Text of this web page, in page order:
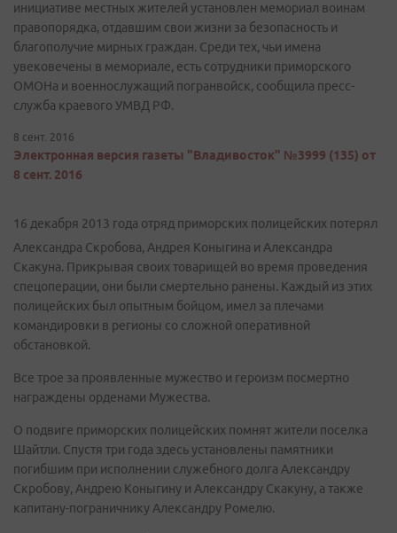
инициативе местных жителей установлен мемориал воинам
правопорядка, отдавшим свои жизни за безопасность и
благополучие мирных граждан. Среди тех, чьи имена
увековечены в мемориале, есть сотрудники приморского
ОМОНа и военнослужащий погранвойск, сообщила пресс-
служба краевого УМВД РФ.
8 сент. 2016
Электронная версия газеты "Владивосток" №3999 (135) от
8 сент. 2016
16 декабря 2013 года отряд приморских полицейских потерял
Александра Скробова, Андрея Коныгина и Александра
Скакуна. Прикрывая своих товарищей во время проведения
спецоперации, они были смертельно ранены. Каждый из этих
полицейских был опытным бойцом, имел за плечами
командировки в регионы со сложной оперативной
обстановкой.
Все трое за проявленные мужество и героизм посмертно
награждены орденами Мужества.
О подвиге приморских полицейских помнят жители поселка
Шайтли. Спустя три года здесь установлены памятники
погибшим при исполнении служебного долга Александру
Скробову, Андрею Коныгину и Александру Скакуну, а также
капитану-пограничнику Александру Ромелю.